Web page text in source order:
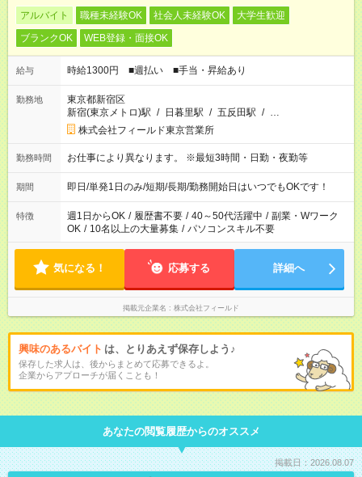
アルバイト 職種未経験OK 社会人未経験OK
大学生歓迎
ブランクOK
WEB登録・面接OK
給与 時給1300円 ■週払い ■手当・昇給あり
勤務地
東京都新宿区
新宿(東京メトロ)駅 / 日暮里駅 / 五反田駅 / …
株式会社フィールド東京営業所
勤務時間 お仕事により異なります。 ※最短3時間・日勤・夜勤等
期間 即日/単発1日のみ/短期/長期/勤務開始日はいつでもOKです！
特徴 週1日からOK / 履歴書不要 / 40～50代活躍中 / 副業・Wワーク
OK / 10名以上の大量募集 / パソコンスキル不要
気になる！ 応募する 詳細へ
掲載元企業名 株式会社フィールド
興味のあるバイト は、とりあえず保存しよう♪
保存した求人は、後からまとめて応募できるよ。
企業からアプローチが届くことも！
あなたの閲覧履歴からのオススメ
掲載日：2026.08.07